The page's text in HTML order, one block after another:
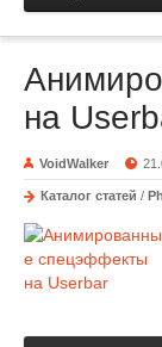
на
VoidWalker
Каталог статей /